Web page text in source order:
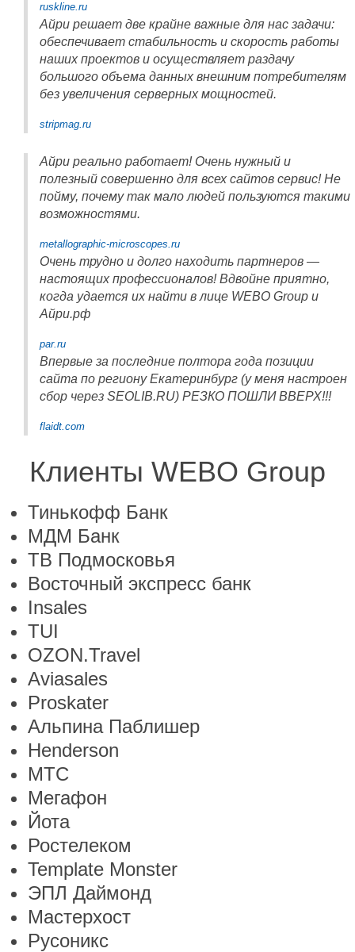
ruskline.ru
Айри решает две крайне важные для нас задачи:
обеспечивает стабильность и скорость работы
наших проектов и осуществляет раздачу
большого объема данных внешним потребителям
без увеличения серверных мощностей.
stripmag.ru
Айри реально работает! Очень нужный и
полезный совершенно для всех сайтов сервис! Не
пойму, почему так мало людей пользуются такими
возможностями.
metallographic-microscopes.ru
Очень трудно и долго находить партнеров —
настоящих профессионалов! Вдвойне приятно,
когда удается их найти в лице WEBO Group и
Айри.рф
par.ru
Впервые за последние полтора года позиции
сайта по региону Екатеринбург (у меня настроен
сбор через SEOLIB.RU) РЕЗКО ПОШЛИ ВВЕРХ!!!
flaidt.com
Клиенты WEBO Group
Тинькофф Банк
МДМ Банк
ТВ Подмосковья
Восточный экспресс банк
Insales
TUI
OZON.Travel
Aviasales
Proskater
Альпина Паблишер
Henderson
МТС
Мегафон
Йота
Ростелеком
Template Monster
ЭПЛ Даймонд
Мастерхост
Русоникс